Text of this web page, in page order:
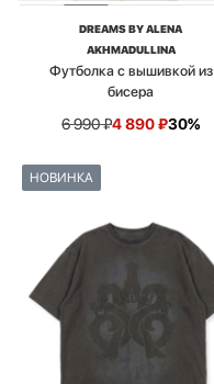
DREAMS BY ALENA
AKHMADULLINA
Футболка с вышивкой из
бисера
6 990₽4 890₽30%
НОВИНКА